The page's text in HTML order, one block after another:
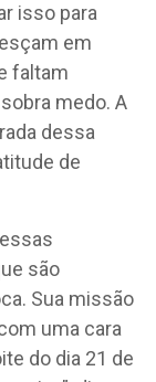
isso para
em
faltam
medo. A
dessa
de
são
Sua missão
uma cara
do dia 21 de